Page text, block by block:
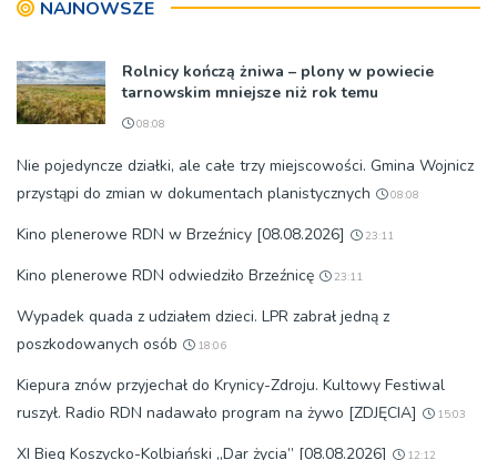
NAJNOWSZE
Rolnicy kończą żniwa – plony w powiecie
tarnowskim mniejsze niż rok temu
08:08
Nie pojedyncze działki, ale całe trzy miejscowości. Gmina Wojnicz
przystąpi do zmian w dokumentach planistycznych
08:08
Kino plenerowe RDN w Brzeźnicy [08.08.2026] 23:11
Kino plenerowe RDN odwiedziło Brzeźnicę 23:11
Wypadek quada z udziałem dzieci. LPR zabrał jedną z
poszkodowanych osób
18:06
Kiepura znów przyjechał do Krynicy-Zdroju. Kultowy Festiwal
ruszył. Radio RDN nadawało program na żywo [ZDJĘCIA]
15:03
XI Bieg Koszycko-Kolbiański „Dar życia” [08.08.2026] 12:12